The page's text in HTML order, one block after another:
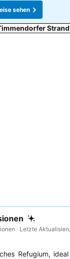
sehen
· Letzte
Refugium,